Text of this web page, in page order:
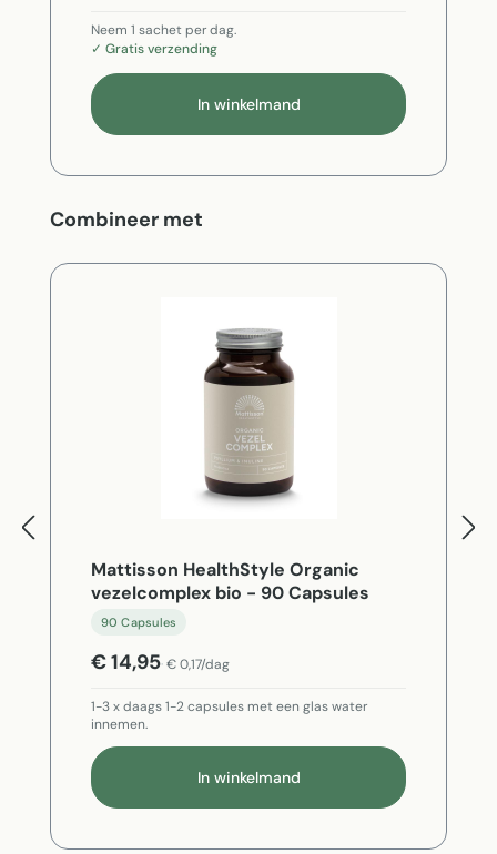
Neem 1 sachet per dag.
✓ Gratis verzending
In winkelmand
Productgalerij overslaan
Combineer met
Mattisson HealthStyle Organic
vezelcomplex bio - 90 Capsules
90 Capsules
€ 14,95 € 0,17/dag
1-3 x daags 1-2 capsules met een glas water
innemen.
In winkelmand